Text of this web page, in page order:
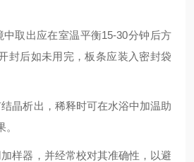
取出应在室温平衡15-30分钟后方
封后如未用完，板条应装入密封袋
晶析出，稀释时可在水浴中加温助
样器，并经常校对其准确性，以避